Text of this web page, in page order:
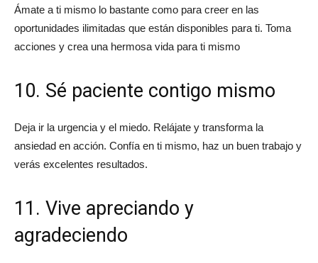
Ámate a ti mismo lo bastante como para creer en las
oportunidades ilimitadas que están disponibles para ti. Toma
acciones y crea una hermosa vida para ti mismo
10. Sé paciente contigo mismo
Deja ir la urgencia y el miedo. Relájate y transforma la
ansiedad en acción. Confía en ti mismo, haz un buen trabajo y
verás excelentes resultados.
11. Vive apreciando y
agradeciendo